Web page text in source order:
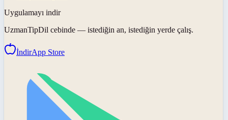
Uygulamayı indir
UzmanTipDil cebinde — istediğin an, istediğin yerde çalış.
İndirApp Store